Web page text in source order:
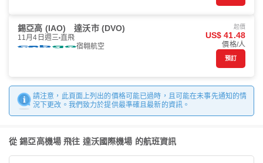
錫亞高 (IAO) 達沃市 (DVO)
11月4日週三 直飛
宿翱航空
起價
US$ 41.48
價格/人
預訂
請注意，此頁面上列出的價格可能已過時，且可能在未事先通知的情
況下更改。我們致力於提供最準確且最新的資訊。
從 錫亞高機場 飛往 達沃國際機場 的航班資訊